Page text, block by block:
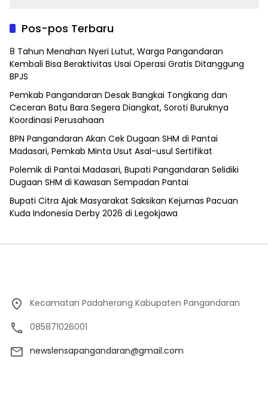
Pos-pos Terbaru
8 Tahun Menahan Nyeri Lutut, Warga Pangandaran
Kembali Bisa Beraktivitas Usai Operasi Gratis Ditanggung
BPJS
Pemkab Pangandaran Desak Bangkai Tongkang dan
Ceceran Batu Bara Segera Diangkat, Soroti Buruknya
Koordinasi Perusahaan
BPN Pangandaran Akan Cek Dugaan SHM di Pantai
Madasari, Pemkab Minta Usut Asal-usul Sertifikat
Polemik di Pantai Madasari, Bupati Pangandaran Selidiki
Dugaan SHM di Kawasan Sempadan Pantai
Bupati Citra Ajak Masyarakat Saksikan Kejurnas Pacuan
Kuda Indonesia Derby 2026 di Legokjawa
Kecamatan Padaherang Kabupaten Pangandaran
085871026001
newslensapangandaran@gmail.com